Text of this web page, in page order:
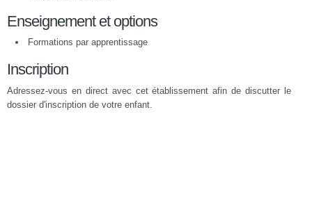
Enseignement et options
Formations par apprentissage
Inscription
Adressez-vous en direct avec cet établissement afin de discutter le
dossier d'inscription de votre enfant.